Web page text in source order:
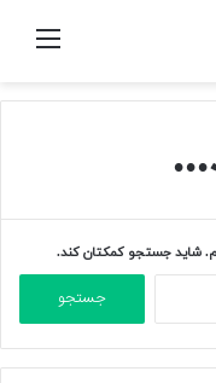
منو
شاید جستجو کمکتان کند.
جستجو